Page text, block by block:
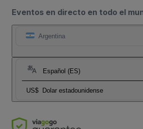
Eventos en directo en todo el
Argentina
Español (ES)
US$ Dolar estadounidense